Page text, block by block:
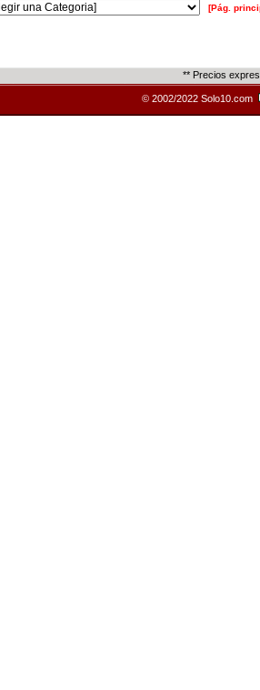
[Pág.
** Precios
© 2002/2022 Solo10.com